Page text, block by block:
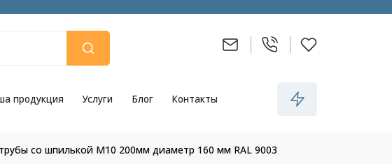
продукция Услуги Блог Контакты
со шпилькой М10 200мм диаметр 160 мм RAL 9003